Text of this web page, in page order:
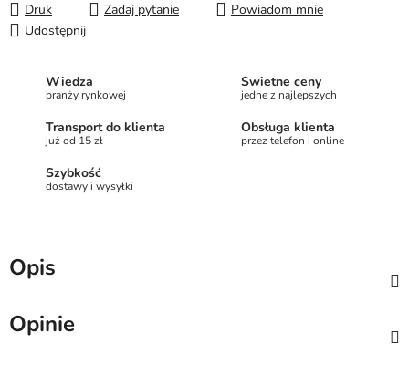
Druk Zadaj pytanie
Powiadom mnie
Udostępnij
Wiedza
branży rynkowej
Świetne ceny
jedne z najlepszych
Transport do klienta
już od 15 zł
Obsługa klienta
przez telefon i online
Szybkość
dostawy i wysyłki
Opis
Opinie